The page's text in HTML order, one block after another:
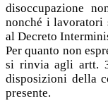
disoccupazione
nonché i lavoratori
al Decreto
Per quanto non
si rinvia agli artt.
disposizioni della
presente.